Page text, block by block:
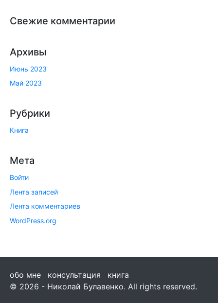
Свежие комментарии
Архивы
Июнь 2023
Май 2023
Рубрики
Книга
Мета
Войти
Лента записей
Лента комментариев
WordPress.org
обо мне консультация
книга
© 2026 - Николай Булавенко. All rights reserved.